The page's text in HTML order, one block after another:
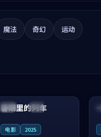
魔法 奇幻 运动
中国 杜比
暑期里的列车
电影 2025